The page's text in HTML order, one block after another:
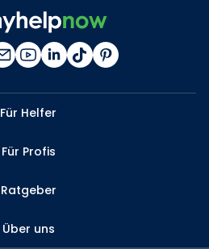
Für Helfer
Für Profis
Ratgeber
Über uns